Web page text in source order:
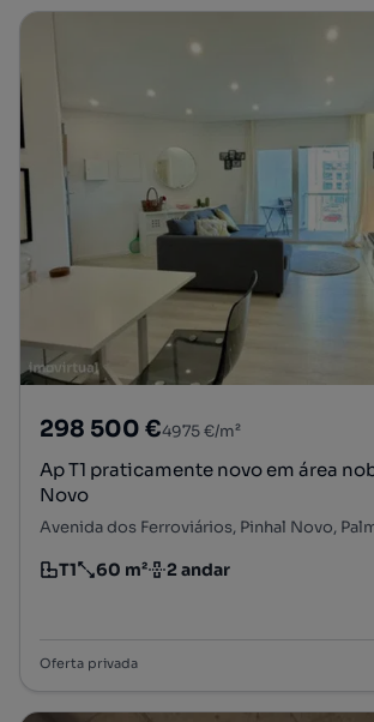
298 500 €4975 €/m²
Ap T1 praticamente novo em área
Novo
Avenida dos Ferroviários, Pinhal Novo,
Tipologia
T1
Preço por metro quadrado
60 m²
Andar 2 andar
Oferta privada